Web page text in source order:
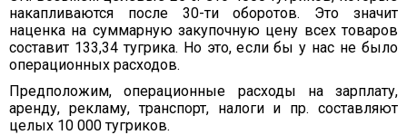
накапливаются после 30-ти оборотов. Это значит
наценка на суммарную закупочную цену всех товаров
составит 133,34 тугрика. Но это, если бы у нас не было
операционных расходов.
Предположим, операционные расходы на зарплату,
аренду, рекламу, транспорт, налоги и пр. составляют
целых 10 000 тугриков.